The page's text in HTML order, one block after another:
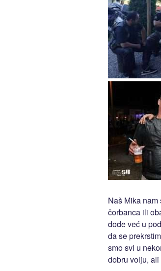
Naš Mika
čorbanca ili
dođe već u
da se
smo svi u
dobru volju,